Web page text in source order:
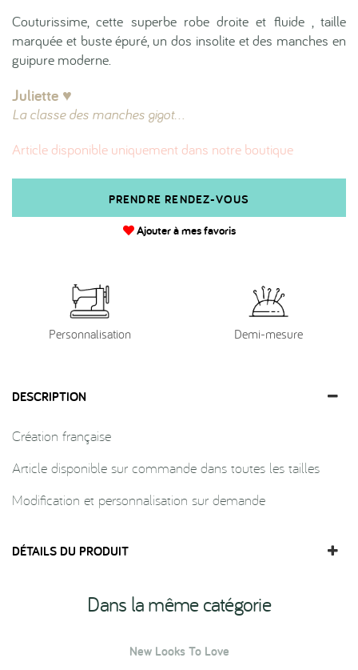
Couturissime, cette superbe robe droite et fluide , taille
marquée et buste épuré, un dos insolite et des manches en
guipure moderne.
Juliette ♥︎
La classe des manches gigot...
Article disponible uniquement dans notre boutique
PRENDRE RENDEZ-VOUS
Ajouter à mes favoris
Personnalisation Demi-mesure
DESCRIPTION
Création française
Article disponible sur commande dans toutes les tailles
Modification et personnalisation sur demande
DÉTAILS DU PRODUIT
Dans la même catégorie
New Looks To Love